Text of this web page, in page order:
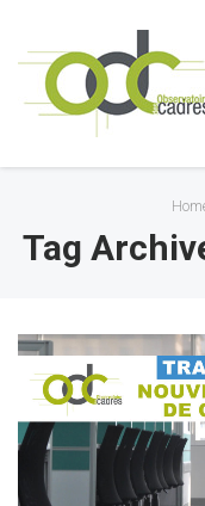
Tag